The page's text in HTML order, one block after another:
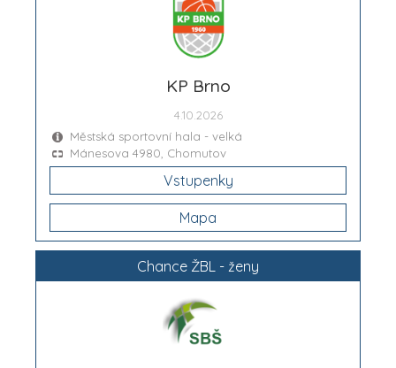
KP Brno
4.10.2026
Městská sportovní hala - velká
Mánesova 4980, Chomutov
Vstupenky
Mapa
Chance ŽBL - ženy